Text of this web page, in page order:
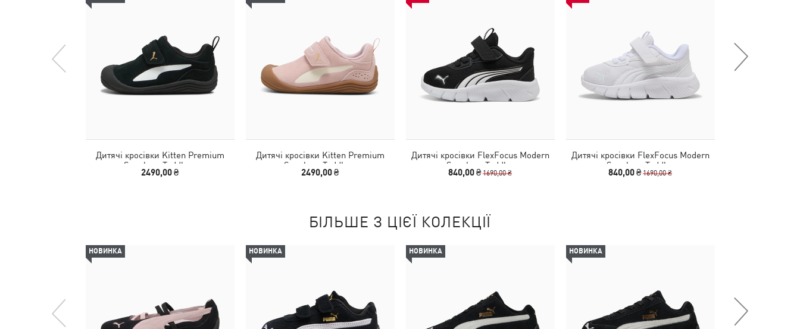
Дитячі кросівки Kitten Premium
Sneakers Toddlers
2490,00 ₴
Дитячі кросівки Kitten Premium
Sneakers Toddlers
2490,00 ₴
Дитячі кросівки FlexFocus Modern
Sneakers Toddler
840,00 ₴1690,00 ₴
Дитячі кросівки FlexFocus Modern
Sneakers Toddler
840,00 ₴1690,00 ₴
БІЛЬШЕ З ЦІЄЇ КОЛЕКЦІЇ
НОВИНКА НОВИНКА НОВИНКА НОВИНКА